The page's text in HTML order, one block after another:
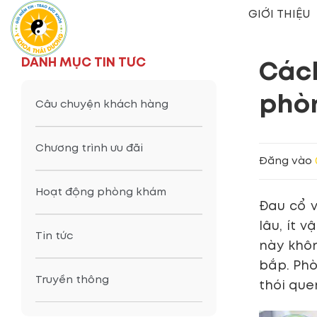
qua
nội
dung
GIỚI THIỆU
DANH MỤC TIN TỨC
Câu chuyện khách hàng
Chương trình ưu đãi
Hoạt động phòng khám
Tin tức
Truyền thông
Đăng vào
Đau cổ
lâu, ít
này
bắp.
thói